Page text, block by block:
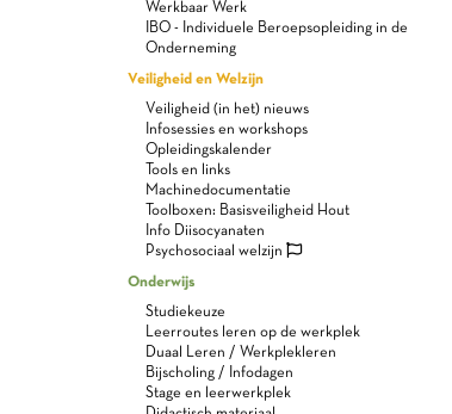
Werkbaar Werk
IBO - Individuele Beroepsopleiding in de
Onderneming
Veiligheid en Welzijn
Veiligheid (in het) nieuws
Infosessies en workshops
Opleidingskalender
Tools en links
Machinedocumentatie
Toolboxen: Basisveiligheid Hout
Info Diisocyanaten
Psychosociaal welzijn
Onderwijs
Studiekeuze
Leerroutes leren op de werkplek
Duaal Leren / Werkplekleren
Bijscholing / Infodagen
Stage en leerwerkplek